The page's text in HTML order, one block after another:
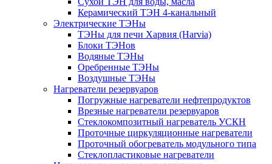
Керамический ТЭН 4-канальный
Электрические ТЭНы
ТЭНы для печи Харвия (Harvia)
Блоки ТЭНов
Водяные ТЭНы
Оребренные ТЭНы
Воздушные ТЭНы
Нагреватели резервуаров
Погружные нагреватели нефтепродуктов
Врезные нагреватели резервуаров
Стеклокомпозитный нагреватель УСКН
Проточные циркуляционные нагреватели
Проточный обогреватель модульного типа
Стеклопластиковые нагреватели